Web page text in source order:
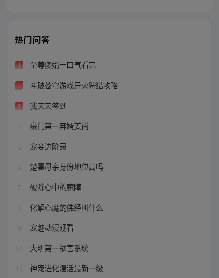
热门问答
1 至尊傻婿一口气看完
2 斗破苍穹游戏异火狩猎攻略
3 我天天签到
4 豪门第一弃婿姜尚
5 宠妾进阶录
6 楚暮母亲身份地位高吗
7 破除心中的魔障
8 化解心魔的佛经叫什么
9 宠魅动漫观看
10 大明第一祸害系统
神宠进化漫话最新一级